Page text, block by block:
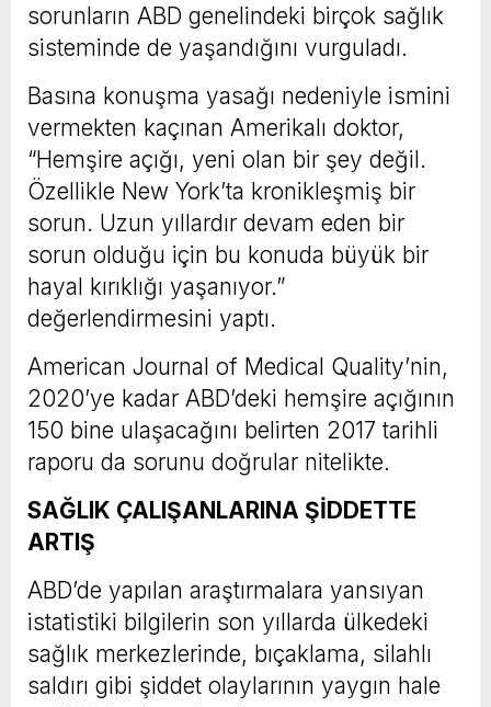
sorunların ABD genelindeki birçok sağlık
sisteminde de yaşandığını vurguladı.
Basına konuşma yasağı nedeniyle ismini
vermekten kaçınan Amerikalı doktor,
“Hemşire açığı, yeni olan bir şey değil.
Özellikle New York’ta kronikleşmiş bir
sorun. Uzun yıllardır devam eden bir
sorun olduğu için bu konuda büyük bir
hayal kırıklığı yaşanıyor.”
değerlendirmesini yaptı.
American Journal of Medical Quality’nin,
2020’ye kadar ABD’deki hemşire açığının
150 bine ulaşacağını belirten 2017 tarihli
raporu da sorunu doğrular nitelikte.
SAĞLIK ÇALIŞANLARINA ŞİDDETTE
ARTIŞ
ABD’de yapılan araştırmalara yansıyan
istatistiki bilgilerin son yıllarda ülkedeki
sağlık merkezlerinde, bıçaklama, silahlı
saldırı gibi şiddet olaylarının yaygın hale